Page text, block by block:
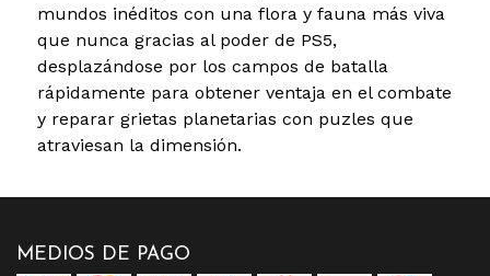
mundos inéditos con una flora y fauna más viva
que nunca gracias al poder de PS5,
desplazándose por los campos de batalla
rápidamente para obtener ventaja en el combate
y reparar grietas planetarias con puzles que
atraviesan la dimensión.
MEDIOS DE PAGO